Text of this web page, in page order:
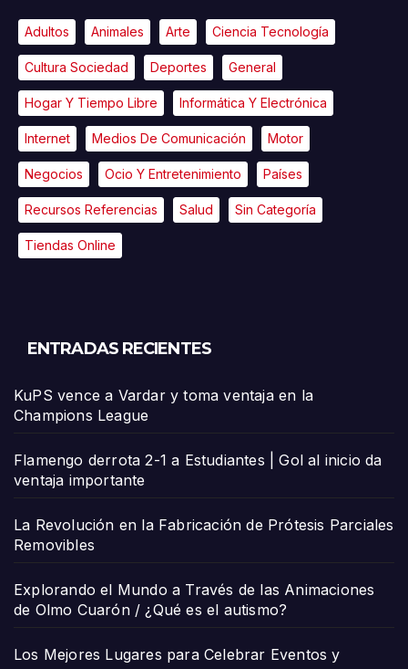
Adultos Animales Arte Ciencia Tecnología
Cultura Sociedad Deportes General
Hogar Y Tiempo Libre Informática Y Electrónica
Internet Medios De Comunicación Motor
Negocios Ocio Y Entretenimiento Países
Recursos Referencias Salud Sin Categoría
Tiendas Online
ENTRADAS RECIENTES
KuPS vence a Vardar y toma ventaja en la
Champions League
Flamengo derrota 2-1 a Estudiantes | Gol al inicio da
ventaja importante
La Revolución en la Fabricación de Prótesis Parciales
Removibles
Explorando el Mundo a Través de las Animaciones
de Olmo Cuarón / ¿Qué es el autismo?
Los Mejores Lugares para Celebrar Eventos y